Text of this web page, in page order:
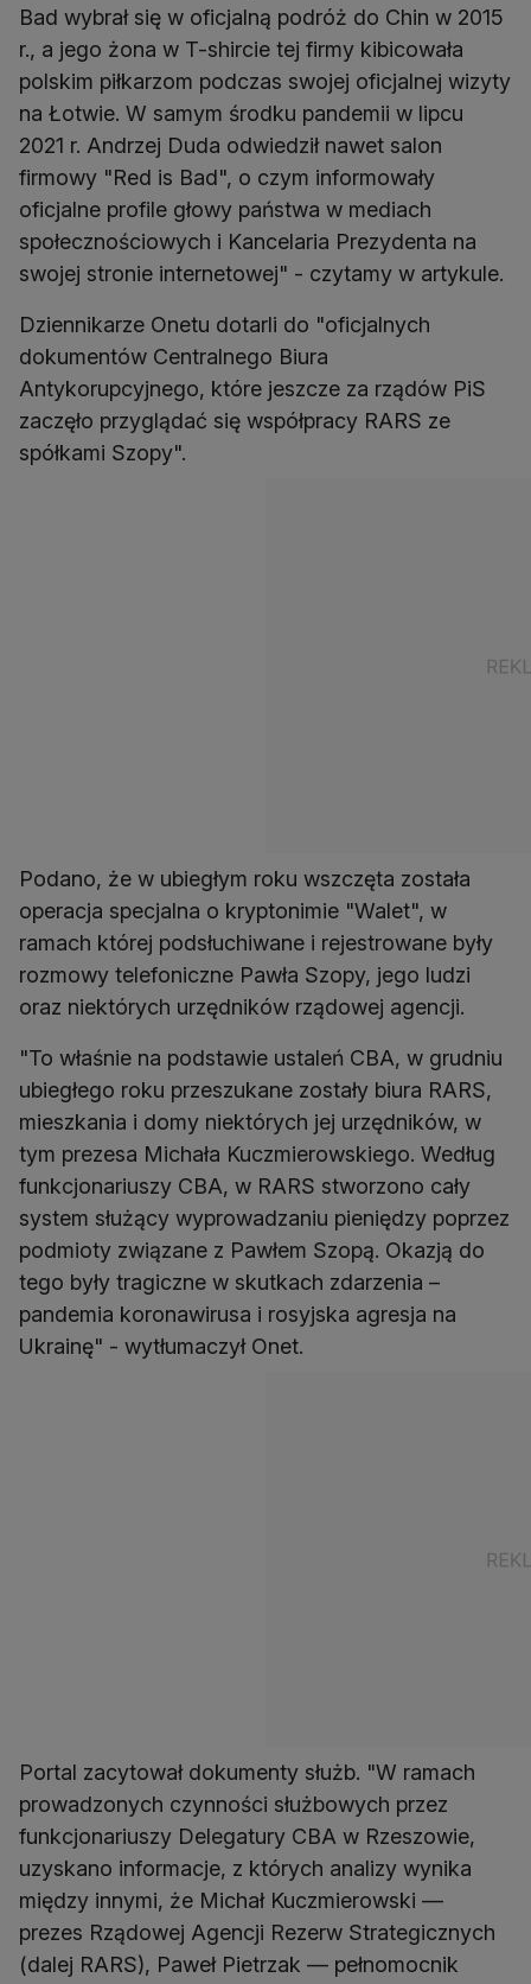
Bad wybrał się w oficjalną podróż do Chin w 2015
r., a jego żona w T-shircie tej firmy kibicowała
polskim piłkarzom podczas swojej oficjalnej wizyty
na Łotwie. W samym środku pandemii w lipcu
2021 r. Andrzej Duda odwiedził nawet salon
firmowy "Red is Bad", o czym informowały
oficjalne profile głowy państwa w mediach
społecznościowych i Kancelaria Prezydenta na
swojej stronie internetowej" - czytamy w artykule.
Dziennikarze Onetu dotarli do "oficjalnych
dokumentów Centralnego Biura
Antykorupcyjnego, które jeszcze za rządów PiS
zaczęło przyglądać się współpracy RARS ze
spółkami Szopy".
Podano, że w ubiegłym roku wszczęta została
operacja specjalna o kryptonimie "Walet", w
ramach której podsłuchiwane i rejestrowane były
rozmowy telefoniczne Pawła Szopy, jego ludzi
oraz niektórych urzędników rządowej agencji.
"To właśnie na podstawie ustaleń CBA, w grudniu
ubiegłego roku przeszukane zostały biura RARS,
mieszkania i domy niektórych jej urzędników, w
tym prezesa Michała Kuczmierowskiego. Według
funkcjonariuszy CBA, w RARS stworzono cały
system służący wyprowadzaniu pieniędzy poprzez
podmioty związane z Pawłem Szopą. Okazją do
tego były tragiczne w skutkach zdarzenia –
pandemia koronawirusa i rosyjska agresja na
Ukrainę" - wytłumaczył Onet.
Portal zacytował dokumenty służb. "W ramach
prowadzonych czynności służbowych przez
funkcjonariuszy Delegatury CBA w Rzeszowie,
uzyskano informacje, z których analizy wynika
między innymi, że Michał Kuczmierowski —
prezes Rządowej Agencji Rezerw Strategicznych
(dalej RARS), Paweł Pietrzak — pełnomocnik